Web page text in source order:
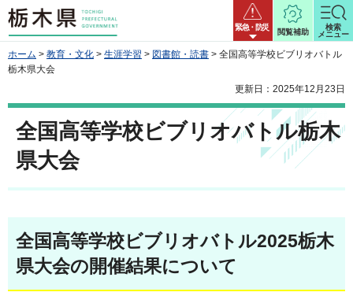
栃木県 緊急・防災
閲覧補助
検索
メニュー
ホーム > 教育・文化 > 生涯学習 > 図書館・読書 > 全国高等学校ビブリオバトル
栃木県大会
更新日：2025年12月23日
全国高等学校ビブリオバトル栃木
県大会
全国高等学校ビブリオバトル2025栃木
県大会の開催結果について